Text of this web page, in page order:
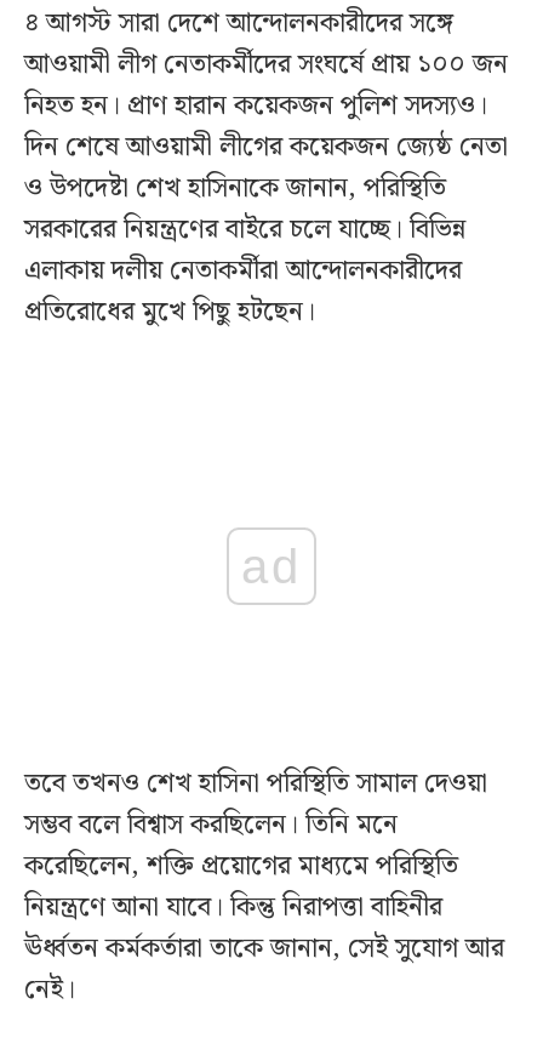
৪ আগস্ট সারা দেশে আন্দোলনকারীদের সঙ্গে
আওয়ামী লীগ নেতাকর্মীদের সংঘর্ষে প্রায় ১০০ জন
নিহত হন। প্রাণ হারান কয়েকজন পুলিশ সদস্যও।
দিন শেষে আওয়ামী লীগের কয়েকজন জ্যেষ্ঠ নেতা
ও উপদেষ্টা শেখ হাসিনাকে জানান, পরিস্থিতি
সরকারের নিয়ন্ত্রণের বাইরে চলে যাচ্ছে। বিভিন্ন
এলাকায় দলীয় নেতাকর্মীরা আন্দোলনকারীদের
প্রতিরোধের মুখে পিছু হটছেন।
ad
তবে তখনও শেখ হাসিনা পরিস্থিতি সামাল দেওয়া
সম্ভব বলে বিশ্বাস করছিলেন। তিনি মনে
করেছিলেন, শক্তি প্রয়োগের মাধ্যমে পরিস্থিতি
নিয়ন্ত্রণে আনা যাবে। কিন্তু নিরাপত্তা বাহিনীর
ঊর্ধ্বতন কর্মকর্তারা তাকে জানান, সেই সুযোগ আর
নেই।